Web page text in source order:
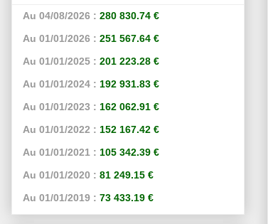
Au 04/08/2026 : 280 830.74 €
Au 01/01/2026 : 251 567.64 €
Au 01/01/2025 : 201 223.28 €
Au 01/01/2024 : 192 931.83 €
Au 01/01/2023 : 162 062.91 €
Au 01/01/2022 : 152 167.42 €
Au 01/01/2021 : 105 342.39 €
Au 01/01/2020 : 81 249.15 €
Au 01/01/2019 : 73 433.19 €